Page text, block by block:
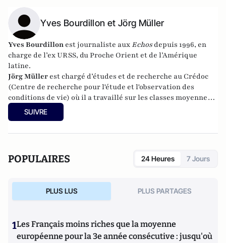
Yves Bourdillon et Jörg Müller
Yves Bourdillon est journaliste aux Echosdepuis 1996, en
charge de l’ex URSS, du Proche Orient et de l’Amérique
latine.
Jörg Müller est chargé d’études et de recherche au Crédoc
(Centre de recherche pour l'étude et l'observation des
conditions de vie) où il a travaillé sur les classes moyennes
européennes.
SUIVRE
POPULAIRES 24 Heures 7 Jours
PLUS LUS PLUS PARTAGES
1Les Français moins riches que la moyenne
européenne pour la 3e année consécutive : jusqu'où